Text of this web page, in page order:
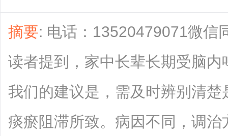
摘要: 电话：13520479071微信
读者提到，家中长辈长期受脑
我们的建议是，需及时辨别清
痰瘀阻滞所致。病因不同，调